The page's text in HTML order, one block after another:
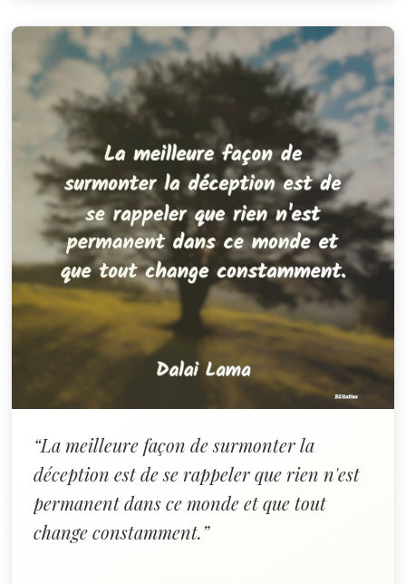
“La meilleure façon de surmonter la
déception est de se rappeler que rien n'est
permanent dans ce monde et que tout
change constamment.”